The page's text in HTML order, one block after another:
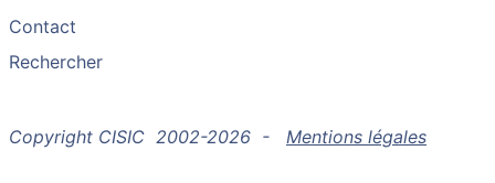
Contact
Rechercher
Copyright CISIC 2002-2026 - Mentions légales